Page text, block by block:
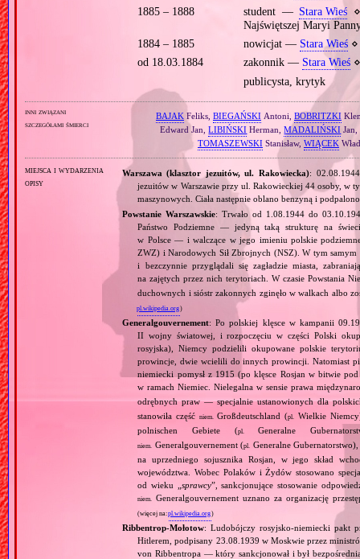
1885 – 1888
student — Stara Wieś
Najświętszej Maryi
1884 – 1885
nowicjat — Stara Wieś⋄
od 18.03.1884
zakonnik — Stara Wieś⋄
publicysta, krytyk
inni związani
szczegółami śmierci
BAJAK Feliks, BIEGAŃSKIAntoni, BOBRITZKI
Edward Jan,LIBIŃSKI Herman,MADALIŃSKI Jan,
TOMASZEWSKIStanisław, WIĄCEK
miejsca i wydarzenia
opisy
Warszawa (klasztor jezuitów, ul. Rakowiecka):
jezuitów w Warszawie przy ul. Rakowieckiej 44 osoby, w
maszynowych. Ciała następnie oblano benzyną i
Powstanie Warszawskie: Trwało od 1.08.1944 do
Państwo Podziemne — jedyną taką strukturę na
w Polsce — i walczące w jego imieniu polskie
ZWZ) i Narodowych Sił Zbrojnych (NSZ). W tym samym
i bezczynnie przyglądali się zagładzie miasta,
na zajętych przez nich terytoriach. W czasie Powstania
duchownych i sióstr zakonnych zginęło w walkach albo
pl.wikipedia.org)
Generalgouvernement: Po polskiej klęsce w kampanii
II wojny światowej, i rozpoczęciu w części Polski
rosyjska), Niemcy podzielili okupowane polskie
prowincje, dwie wcielili do innych prowincji. Natomiast
niemiecki pomysł z 1915 (po klęsce Rosjan w bitwie
w ramach Niemiec. Nielegalna w sensie prawa
odrębnych praw — specjalnie ustanowionych dla
stanowiła część niem. Großdeutschland (pl.
Wielkie
polnischen Gebiete (pl. Generalne
niem. Generalgouvernement (pl.
Generalne
na uprzedniego sojusznika Rosjan, w jego skład
województwa. Wobec Polaków i Żydów stosowano
od wieku „ sprawcy”, sankcjonujące stosowanie
niem. Generalgouvernement uznano za organizację
(więcej na:pl.wikipedia.org)
Ribbentrop‐Mołotow: Ludobójczy rosyjsko‐niemiecki pakt
Hitlerem, podpisany 23.08.1939 w Moskwie przez
von Ribbentropa — który sankcjonował i był